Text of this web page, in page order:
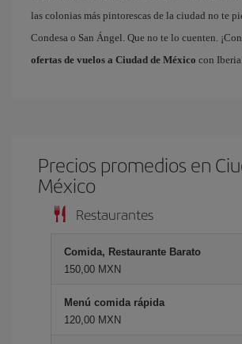
las colonias más pintorescas de la ciudad no te
Condesa o San Ángel. Que no te lo cuenten.
ofertas de vuelos a Ciudad de México con
Precios promedios en
México
Restaurantes
Comida, Restaurante Barato
150,00 MXN
Menú comida rápida
120,00 MXN